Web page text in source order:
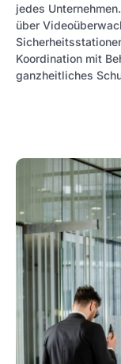
jedes
über
Koordination mit
ganzheitliches